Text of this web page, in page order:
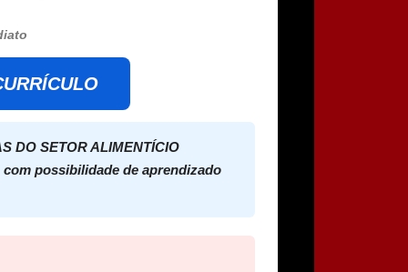
DO SETOR ALIMENTÍCIO
possibilidade de aprendizado